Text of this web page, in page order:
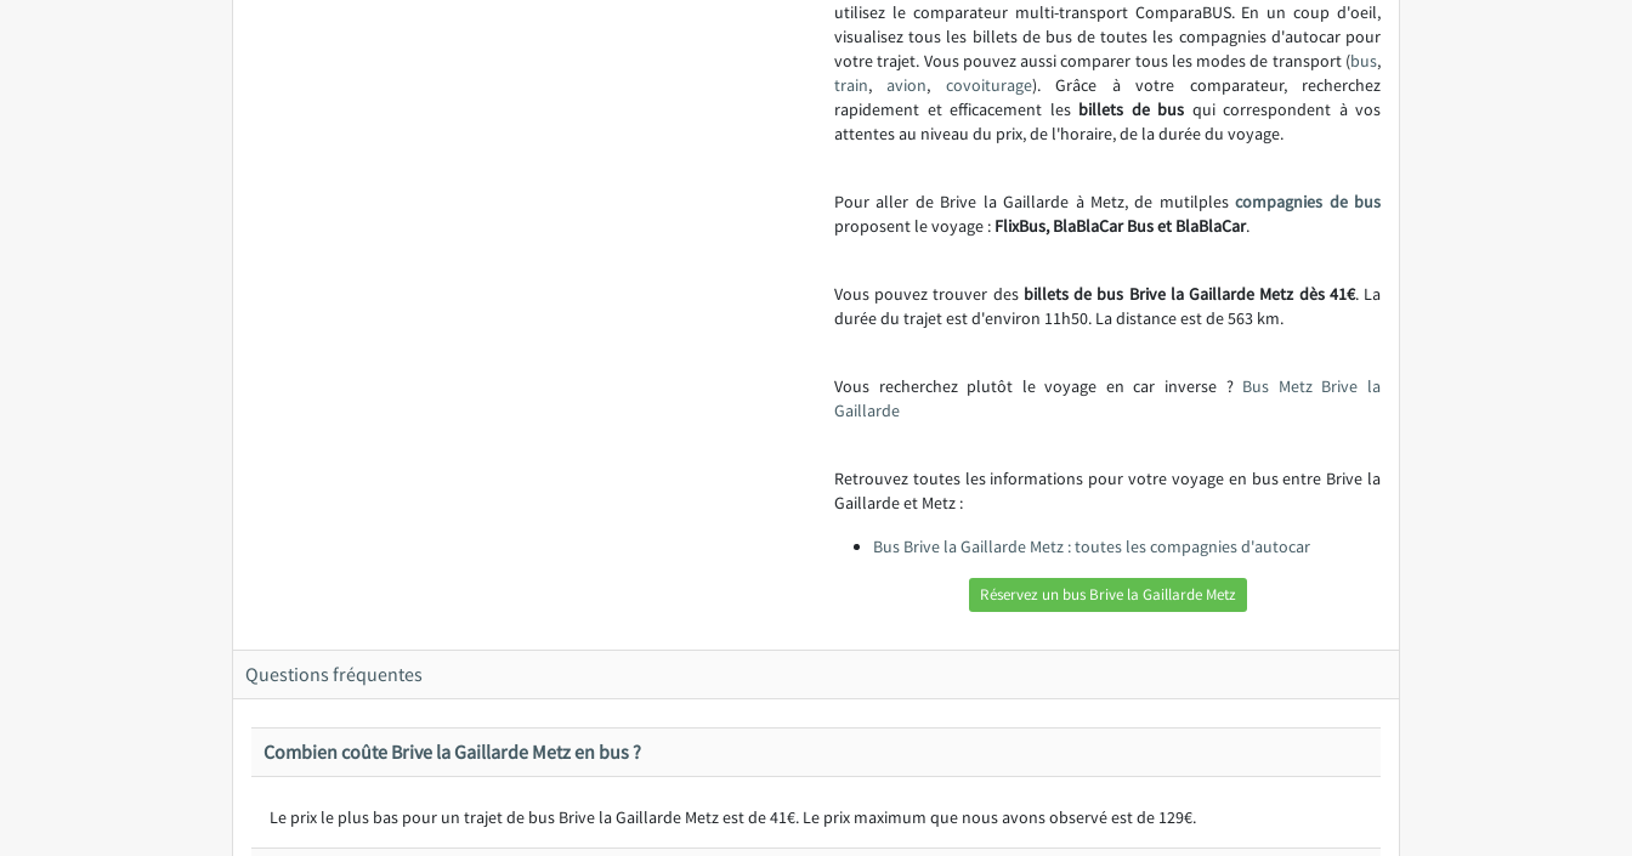
utilisez le comparateur multi-transport ComparaBUS. En un coup d'oeil,
visualisez tous les billets de bus de toutes les compagnies d'autocar pour
votre trajet. Vous pouvez aussi comparer tous les modes de transport (bus,
train,avion, covoiturage). Grâce à votre comparateur, recherchez
rapidement et efficacement les billets de bus qui correspondent à vos
attentes au niveau du prix, de l'horaire, de la durée du voyage.
Pour aller de Brive la Gaillarde à Metz, de mutilplescompagnies de bus
proposent le voyage : FlixBus, BlaBlaCar Bus et BlaBlaCar.
Vous pouvez trouver des billets de bus Brive la Gaillarde Metz dès 41€. La
durée du trajet est d'environ 11h50. La distance est de 563 km.
Vous recherchez plutôt le voyage en car inverse ? Bus Metz Brive la
Gaillarde
Retrouvez toutes les informations pour votre voyage en bus entre Brive la
Gaillarde et Metz :
Bus Brive la Gaillarde Metz : toutes les compagnies d'autocar
Réservez un bus Brive la Gaillarde Metz
Questions fréquentes
Combien coûte Brive la Gaillarde Metz en bus ?
Le prix le plus bas pour un trajet de bus Brive la Gaillarde Metz est de 41€. Le prix maximum que nous avons observé est de 129€.